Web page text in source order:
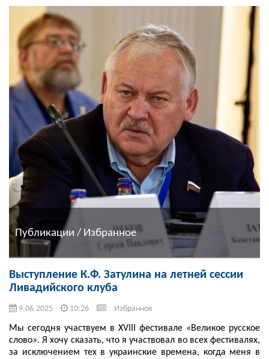
Публикации / Избранное
Выступление К.Ф. Затулина на летней сессии
Ливадийского клуба
9.06.2025 10:26 Избранное
Мы сегодня участвуем в XVIII фестивале «Великое русское
слово». Я хочу сказать, что я участвовал во всех фестивалях,
за исключением тех в украинские времена, когда меня в